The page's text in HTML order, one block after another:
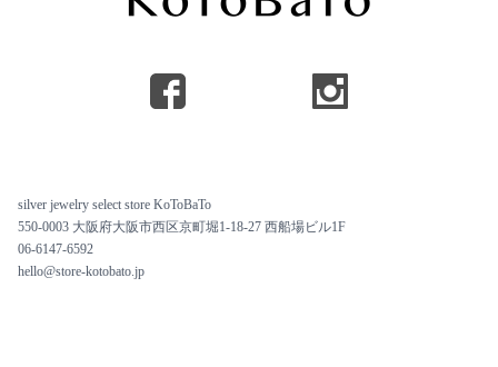
silver jewelry select store KoToBaTo
550-0003 大阪府大阪市西区京町堀1-18-27 西船場ビル1F
06-6147-6592
hello@store-kotobato.jp